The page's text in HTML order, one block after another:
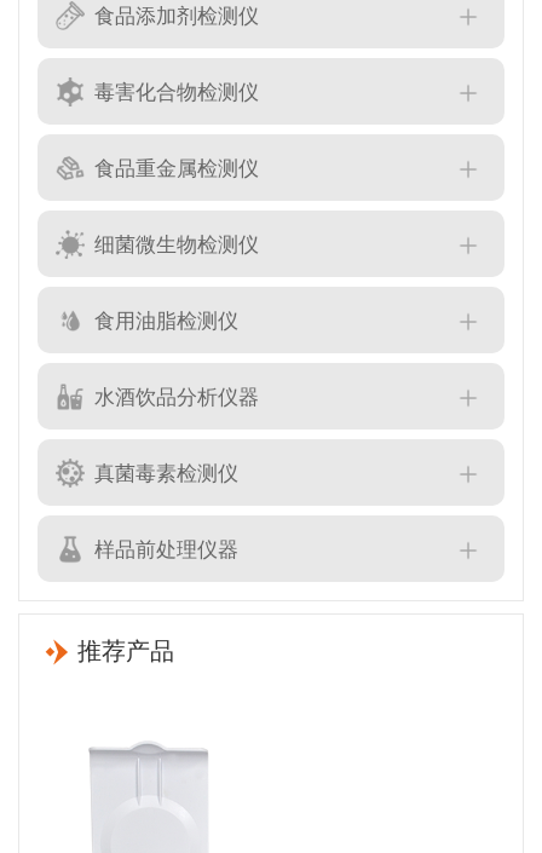
食品添加剂检测仪
毒害化合物检测仪
食品重金属检测仪
细菌微生物检测仪
食用油脂检测仪
水酒饮品分析仪器
真菌毒素检测仪
样品前处理仪器
推荐产品